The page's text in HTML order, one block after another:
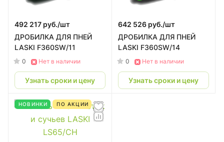
492 217 руб./шт
ДРОБИЛКА ДЛЯ ПНЕЙ
LASKI F360SW/11
0 Нет в наличии
Узнать сроки и цену
642 526 руб./шт
ДРОБИЛКА ДЛЯ ПНЕЙ
LASKI F360SW/14
0 Нет в наличии
Узнать сроки и цену
НОВИНКИ ПО АКЦИИ